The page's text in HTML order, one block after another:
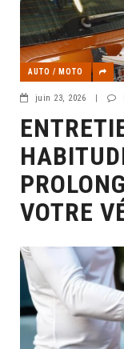
AUTO / MOTO
juin 23, 2026 |
VOTRE